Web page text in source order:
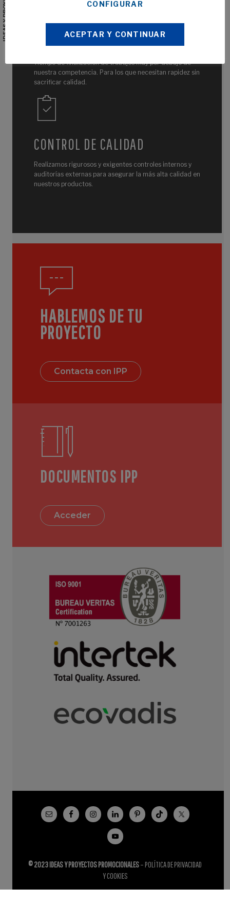
EN TIEMPO RÉCORD
Tiempo de finalización de trabajos muy por debajo de
nuestra competencia. Para los que necesitan rapidez sin
sacrificar calidad.
CONTROL DE CALIDAD
Realizamos rigurosos y exigentes controles internos y
auditorías externas para asegurar la más alta calidad en
nuestros productos.
HABLEMOS DE TU
PROYECTO
Contacta con IPP
DOCUMENTOS IPP
Acceder
© 2023 IDEAS Y PROYECTOS PROMOCIONALES–POLÍTICA DE PRIVACIDAD
Y COOKIES
CONFIGURAR
ACEPTAR Y CONTINUAR